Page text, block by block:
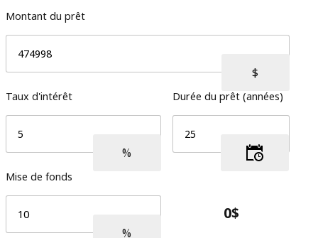
Montant du prêt
Taux d'intérêt Durée du prêt (années)
Mise de fonds